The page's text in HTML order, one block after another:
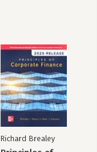
Richard Brealey